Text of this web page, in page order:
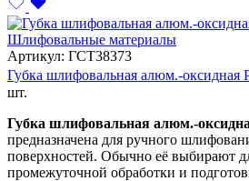
Шлифовальные материалы
Артикул: ГСТ38373
Губка шлифовальная алюм.-оксидная
шт.
Губка шлифовальная алюм.-
предназначена для ручного
поверхностей. Обычно её выбирают
промежуточной обработки и